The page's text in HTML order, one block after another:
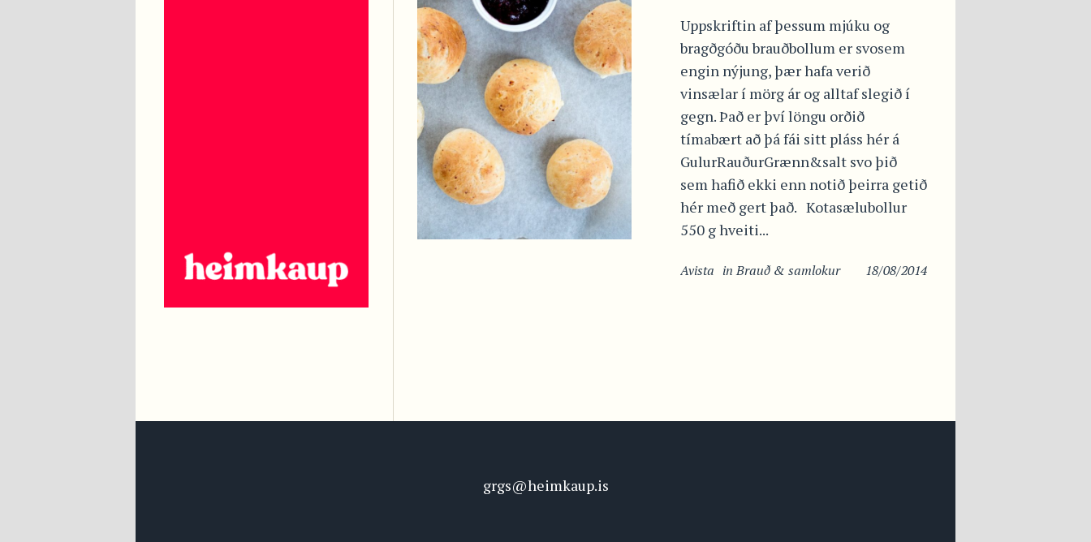
Uppskriftin af þessum mjúku og
bragðgóðu brauðbollum er svosem
engin nýjung, þær hafa verið
vinsælar í mörg ár og alltaf slegið í
gegn. Það er því löngu orðið
tímabært að þá fái sitt pláss hér á
GulurRauðurGrænn&salt svo þið
sem hafið ekki enn notið þeirra getið
hér með gert það. Kotasælubollur
550 g hveiti...
18/08/2014
Avista inBrauð & samlokur
grgs@heimkaup.is